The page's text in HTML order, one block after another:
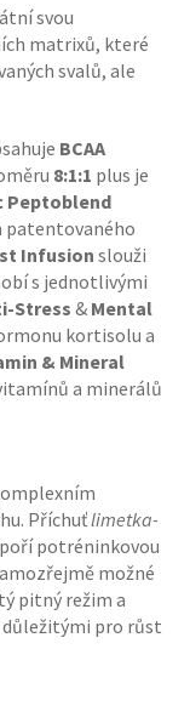
svou
matrixů, které
svalů, ale
BCAA
8:1:1 plus je
Peptoblend
patentovaného
Infusionslouži
s jednotlivými
Stress& Mental
kortisolu a
& Mineral
a minerálů
Příchuťlimetka-
potréninkovou
možné
pitný režim a
důležitými pro růst